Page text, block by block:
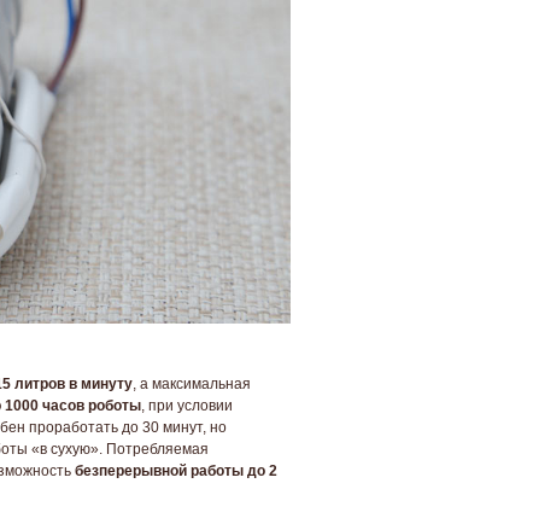
литров в минуту, а максимальная
1000 часов роботы, при условии
проработать до 30 минут, но
«в сухую». Потребляемая
безперерывной работы до 2